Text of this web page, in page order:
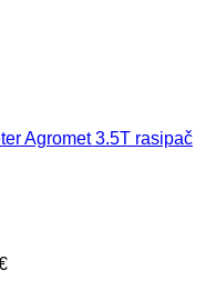
Agromet 3.5T rasipač